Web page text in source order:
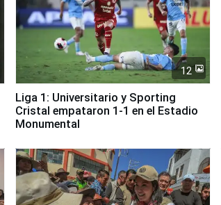
12
Liga 1: Universitario y Sporting
Cristal empataron 1-1 en el Estadio
Monumental